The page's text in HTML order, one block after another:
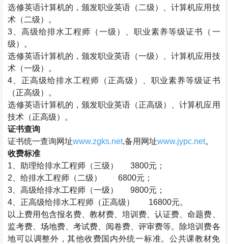
选修英语计算机的，颁发职业英语（二级）、计算机应用技
术（二级）。
3 、高级给排水工程师（一级）、职业素养等级证书（一
级）。
选修英语计算机的，颁发职业英语（一级）、计算机应用技
术（一级）。
4 、正高级给排水工程师（正高级）、职业素养等级证书
（正高级）。
选修英语计算机的，颁发职业英语（正高级）、计算机应用
技术（正高级）。
证书查询
证书统一查询网址www.zgks.net,备用网址www.jypc.net。
收费标准
1 、助理给排水工程师（三级） 3800元；
2 、给排水工程师（二级） 6800元；
3 、高级给排水工程师（一级） 9800元；
4 、正高级给排水工程师（正高级） 16800元。
以上费用包含报名费、教材费、培训费、认证费、命题费、
监考费、场地费、考试费、阅卷费、评审费等。除培训费各
地可以调整外，其他收费国内外统一标准。公共课教材免